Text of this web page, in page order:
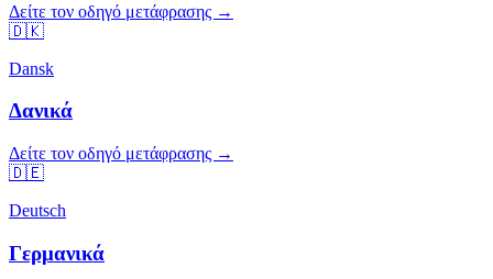
Δείτε τον οδηγό μετάφρασης →
🇩🇰
Dansk
Δανικά
Δείτε τον οδηγό μετάφρασης →
🇩🇪
Deutsch
Γερμανικά